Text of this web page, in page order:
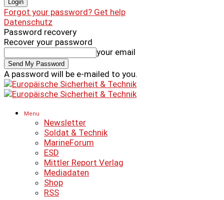
Forgot your password? Get help
Datenschutz
Password recovery
Recover your password
your email
A password will be e-mailed to you.
Menu
Newsletter
Soldat & Technik
MarineForum
ESD
Mittler Report Verlag
Mediadaten
Shop
RSS